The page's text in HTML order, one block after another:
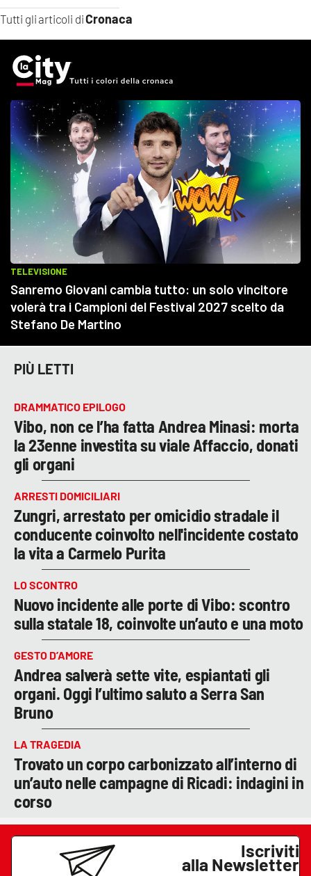
Tutti gli articoli diCronaca
PIÙ LETTI
DRAMMATICO EPILOGO
Vibo, non ce l’ha fatta Andrea Minasi: morta
la 23enne investita su viale Affaccio, donati
gli organi
ARRESTI DOMICILIARI
Zungri, arrestato per omicidio stradale il
conducente coinvolto nell'incidente costato
la vita a Carmelo Purita
LO SCONTRO
Nuovo incidente alle porte di Vibo: scontro
sulla statale 18, coinvolte un’auto e una moto
GESTO D’AMORE
Andrea salverà sette vite, espiantati gli
organi. Oggi l’ultimo saluto a Serra San
Bruno
LA TRAGEDIA
Trovato un corpo carbonizzato all’interno di
un’auto nelle campagne di Ricadi: indagini in
corso
Iscriviti
alla Newsletter